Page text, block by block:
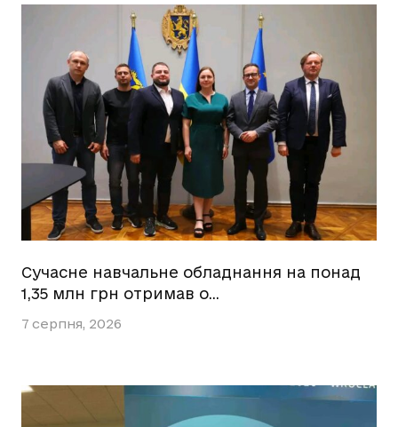
Сучасне навчальне обладнання на понад
1,35 млн грн отримав о…
7 серпня, 2026